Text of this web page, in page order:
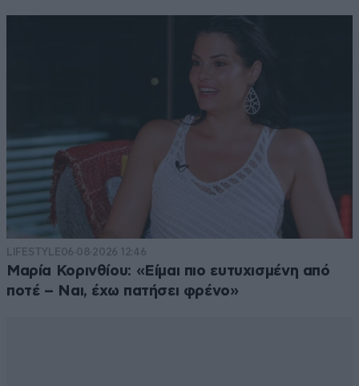
LIFESTYLE06·08·2026 12:46
Μαρία Κορινθίου: «Είμαι πιο ευτυχισμένη από
ποτέ – Ναι, έχω πατήσει φρένο»